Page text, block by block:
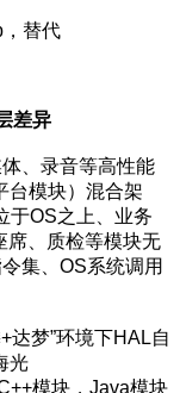
替代
差异
、录音等高性能
台模块）混合架
OS之上、业务
席、质检等模块无
集、OS系统调用
梦”环境下HAL自
光
模块，Java模块